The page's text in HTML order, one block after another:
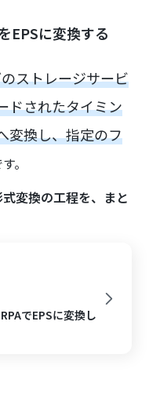
EPSに変換する
ストレージサービ
ドされたタイミン
変換し、指定のフ
。
変換の工程を、まと
でEPSに変換し